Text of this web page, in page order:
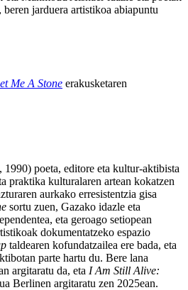
jarduera artistikoa abiapuntu
Me A Stone erakusketaren
1990) poeta, editore eta kultur-aktibista
praktika kulturalaren artean kokatzen
aurkako erresistentzia gisa
sortu zuen, Gazako idazle eta
eta geroago setiopean
dokumentatzeko espazio
taldearen kofundatzailea ere bada, eta
parte hartu du. Bere lana
argitaratu da, eta I Am Still Alive:
Berlinen argitaratu zen 2025ean.